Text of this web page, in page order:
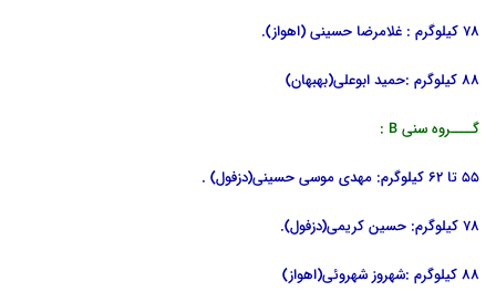
78 کیلوگرم : غلامرضا حسینی (اهواز).
88 کیلوگرم :حمید ابوعلی(بهبهان)
گــــروه سنی B :
55 تا 62 کیلوگرم: مهدی موسی حسینی(دزفول) .
78 کیلوگرم: حسین کریمی(دزفول).
88 کیلوگرم :شهروز شهروئی(اهواز)